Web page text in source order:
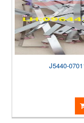
J5440-